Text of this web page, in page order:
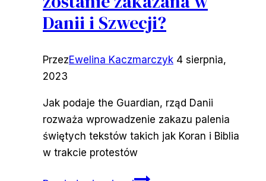
Danii i Szwecji?
PrzezEwelina Kaczmarczyk 4 sierpnia,
2023
Jak podaje the Guardian, rząd Danii
rozważa wprowadzenie zakazu palenia
świętych tekstów takich jak Koran i Biblia
w trakcie protestów
Czy